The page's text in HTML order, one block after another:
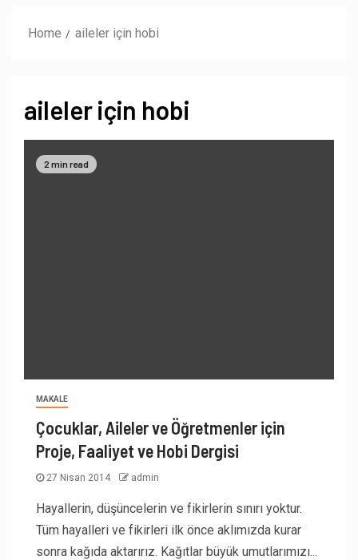
Home aileler için hobi
aileler için hobi
2 min read
MAKALE
Çocuklar, Aileler ve Öğretmenler için
Proje, Faaliyet ve Hobi Dergisi
27 Nisan 2014 admin
Hayallerin, düşüncelerin ve fikirlerin sınırı yoktur.
Tüm hayalleri ve fikirleri ilk önce aklımızda kurar
sonra kağıda aktarırız. Kağıtlar büyük umutlarımızı...